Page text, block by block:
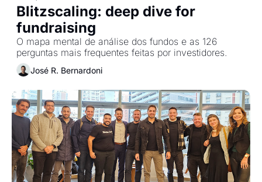
Blitzscaling: deep dive for
fundraising
O mapa mental de análise dos fundos e as 126
perguntas mais frequentes feitas por investidores.
José R. Bernardoni